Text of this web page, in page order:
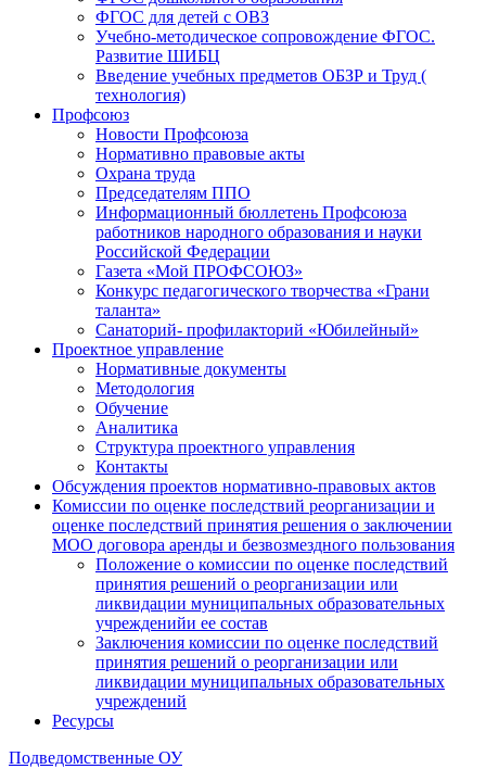
ФГОС для детей с ОВЗ
Учебно-методическое сопровождение ФГОС.
Развитие ШИБЦ
Введение учебных предметов ОБЗР и Труд (
технология)
Профсоюз
Новости Профсоюза
Нормативно правовые акты
Охрана труда
Председателям ППО
Информационный бюллетень Профсоюза
работников народного образования и науки
Российской Федерации
Газета «Мой ПРОФСОЮЗ»
Конкурс педагогического творчества «Грани
таланта»
Санаторий- профилакторий «Юбилейный»
Проектное управление
Нормативные документы
Методология
Обучение
Аналитика
Структура проектного управления
Контакты
Обсуждения проектов нормативно-правовых актов
Комиссии по оценке последствий реорганизации и
оценке последствий принятия решения о заключении
МОО договора аренды и безвозмездного пользования
Положение о комиссии по оценке последствий
принятия решений о реорганизации или
ликвидации муниципальных образовательных
учрежденийи ее состав
Заключения комиссии по оценке последствий
принятия решений о реорганизации или
ликвидации муниципальных образовательных
учреждений
Ресурсы
Подведомственные ОУ